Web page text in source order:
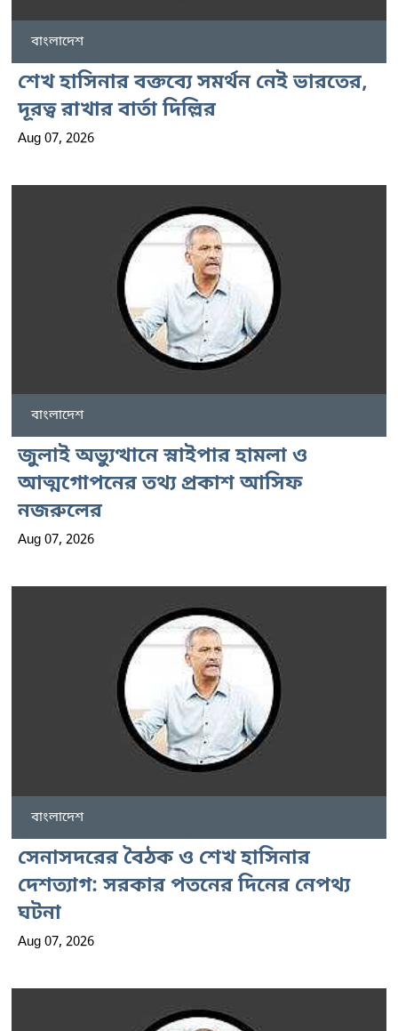
বাংলাদেশ
শেখ হাসিনার বক্তব্যে সমর্থন নেই ভারতের,
দূরত্ব রাখার বার্তা দিল্লির
Aug 07, 2026
বাংলাদেশ
জুলাই অভ্যুত্থানে স্নাইপার হামলা ও
আত্মগোপনের তথ্য প্রকাশ আসিফ
নজরুলের
Aug 07, 2026
বাংলাদেশ
সেনাসদরের বৈঠক ও শেখ হাসিনার
দেশত্যাগ: সরকার পতনের দিনের নেপথ্য
ঘটনা
Aug 07, 2026